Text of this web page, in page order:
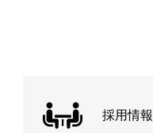
採用情報